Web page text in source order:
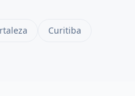
Curitiba